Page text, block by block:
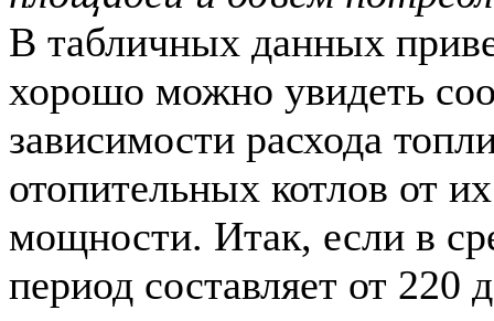
В табличных данных
хорошо можно увидеть
зависимости расхода
отопительных котлов от
мощности. Итак, если в
период составляет от 220